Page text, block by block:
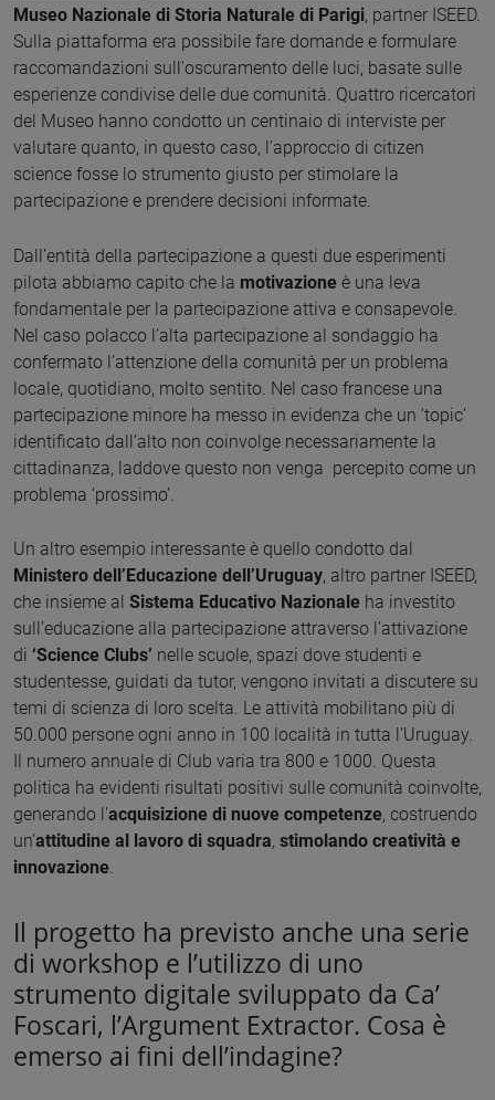
Museo Nazionale di Storia Naturale di Parigi, partner ISEED.
Sulla piattaforma era possibile fare domande e formulare
raccomandazioni sull'oscuramento delle luci, basate sulle
esperienze condivise delle due comunità. Quattro ricercatori
del Museo hanno condotto un centinaio di interviste per
valutare quanto, in questo caso, l’approccio di citizen
science fosse lo strumento giusto per stimolare la
partecipazione e prendere decisioni informate.
Dall’entità della partecipazione a questi due esperimenti
pilota abbiamo capito che la motivazione è una leva
fondamentale per la partecipazione attiva e consapevole.
Nel caso polacco l’alta partecipazione al sondaggio ha
confermato l’attenzione della comunità per un problema
locale, quotidiano, molto sentito. Nel caso francese una
partecipazione minore ha messo in evidenza che un ‘topic’
identificato dall’alto non coinvolge necessariamente la
cittadinanza, laddove questo non venga percepito come un
problema ‘prossimo’.
Un altro esempio interessante è quello condotto dal
Ministero dell’Educazione dell’Uruguay, altro partner ISEED,
che insieme al Sistema Educativo Nazionale ha investito
sull’educazione alla partecipazione attraverso l’attivazione
di ‘Science Clubs’ nelle scuole, spazi dove studenti e
studentesse, guidati da tutor, vengono invitati a discutere su
temi di scienza di loro scelta. Le attività mobilitano più di
50.000 persone ogni anno in 100 località in tutta l'Uruguay.
Il numero annuale di Club varia tra 800 e 1000. Questa
politica ha evidenti risultati positivi sulle comunità coinvolte,
generando l'acquisizione di nuove competenze, costruendo
un’attitudine al lavoro di squadra, stimolando creatività e
innovazione.
Il progetto ha previsto anche una serie
di workshop e l’utilizzo di uno
strumento digitale sviluppato da Ca’
Foscari, l’Argument Extractor. Cosa è
emerso ai fini dell’indagine?